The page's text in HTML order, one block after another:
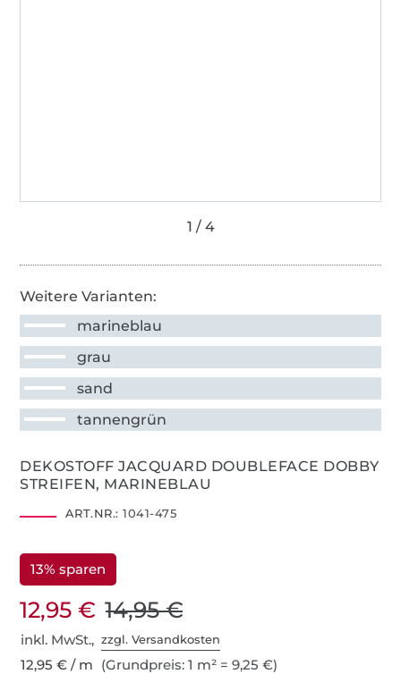
Weitere Varianten:
marineblau
grau
sand
tannengrün
DEKOSTOFF JACQUARD DOUBLEFACE DOBBY
STREIFEN, MARINEBLAU
ART.NR.: 1041-475
13% sparen
12,95 € 14,95 €
inkl. MwSt.,zzgl. Versandkosten
12,95 € / m (Grundpreis: 1 m² = 9,25 €)